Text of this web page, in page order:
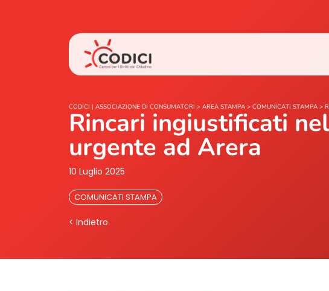
CODICI | ASSOCIAZIONE DI CONSUMATORI > AREA STAMPA > COMUNICATI STAMPA >
Rincari ingiustificati
urgente ad Arera
10 Luglio 2025
COMUNICATI STAMPA
< Indietro